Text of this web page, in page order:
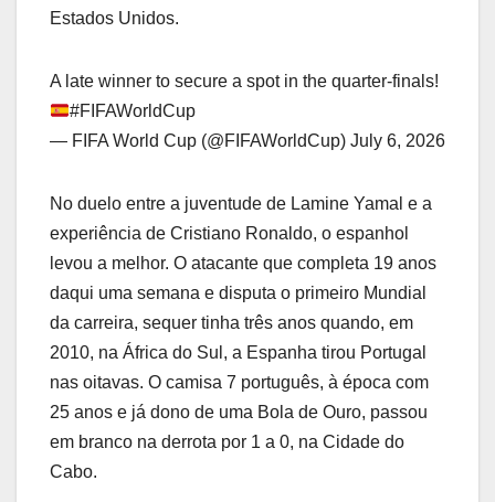
Estados Unidos.
A late winner to secure a spot in the quarter-finals!
#FIFAWorldCup
— FIFA World Cup (@FIFAWorldCup) July 6, 2026
No duelo entre a juventude de Lamine Yamal e a
experiência de Cristiano Ronaldo, o espanhol
levou a melhor. O atacante que completa 19 anos
daqui uma semana e disputa o primeiro Mundial
da carreira, sequer tinha três anos quando, em
2010, na África do Sul, a Espanha tirou Portugal
nas oitavas. O camisa 7 português, à época com
25 anos e já dono de uma Bola de Ouro, passou
em branco na derrota por 1 a 0, na Cidade do
Cabo.